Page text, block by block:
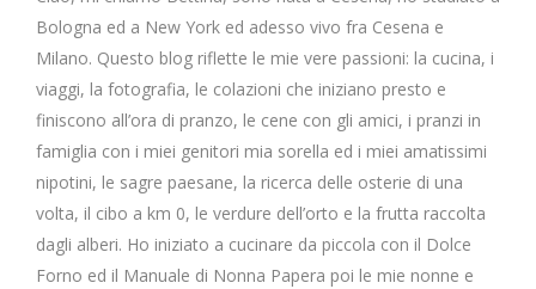
Bologna ed a New York ed adesso vivo fra Cesena e
Milano. Questo blog riflette le mie vere passioni: la cucina, i
viaggi, la fotografia, le colazioni che iniziano presto e
finiscono all’ora di pranzo, le cene con gli amici, i pranzi in
famiglia con i miei genitori mia sorella ed i miei amatissimi
nipotini, le sagre paesane, la ricerca delle osterie di una
volta, il cibo a km 0, le verdure dell’orto e la frutta raccolta
dagli alberi. Ho iniziato a cucinare da piccola con il Dolce
Forno ed il Manuale di Nonna Papera poi le mie nonne e